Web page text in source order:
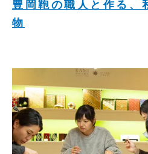
豊岡鞄の職人と作る、
物